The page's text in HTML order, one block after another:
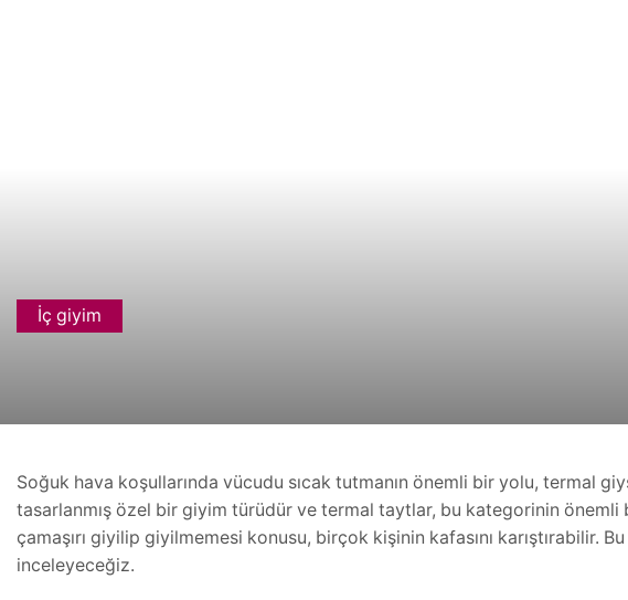
İç giyim
Soğuk hava koşullarında vücudu sıcak tutmanın önemli bir yolu, termal
tasarlanmış özel bir giyim türüdür ve termal taytlar, bu kategorinin önemli
çamaşırı giyilip giyilmemesi konusu, birçok kişinin kafasını karıştırabilir.
inceleyeceğiz.